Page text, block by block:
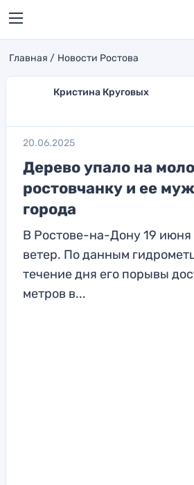
Главная Новости Ростова
Кристина Круговых
20.06.2025
Дерево упало на
ростовчанку и ее
города
В Ростове-на-Дону 19 июня
ветер. По данным
течение дня его порывы
метров в...